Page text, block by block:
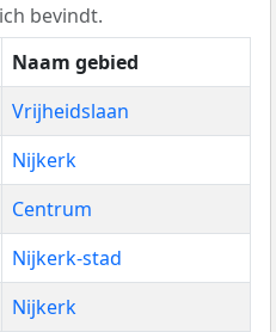
bevindt.
Naam gebied
Vrijheidslaan
Nijkerk
Centrum
Nijkerk-stad
Nijkerk